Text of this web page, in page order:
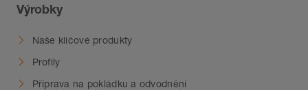
Výrobky
Naše klíčové produkty
Profily
Příprava na pokládku a odvodnění